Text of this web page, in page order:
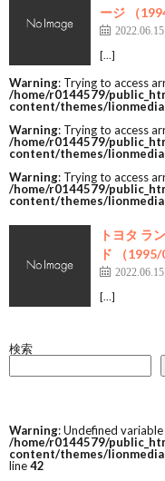
ージ （
2022.06.15
[…]
Warning: Trying to access
/home/r0144579/
content/themes/
Warning: Trying to access
/home/r0144579/
content/themes/
Warning: Trying to access
/home/r0144579/
content/themes/
トヨタ ラ
ド （
2022.06.15
[…]
検索
Warning: Undefined
/home/r0144579/
content/themes/
line42